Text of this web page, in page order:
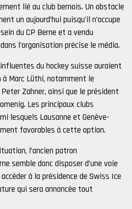
lié au club bernois. Un obstacle
un aujourd’hui puisqu’il n’occupe
du CP Berne et a vendu
l’organisation précise le média.
du hockey suisse auraient
Marc Lüthi, notamment le
Zahner, ainsi que le président
Les principaux clubs
lesquels Lausanne et Genève-
favorables à cette option.
l’ancien patron
semble donc disposer d’une voie
à la présidence de Swiss Ice
qui sera annoncée tout